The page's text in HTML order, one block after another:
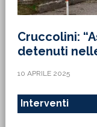
Cruccolini:
detenuti
10 APRILE 2025
Interventi